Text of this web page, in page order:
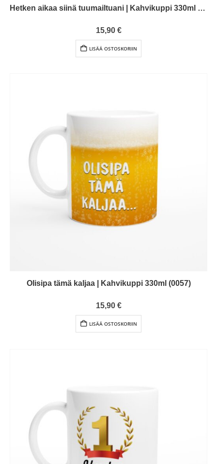
Hetken aikaa siinä tuumailtuani | Kahvikuppi 330ml (0083)
0out of 5
15,90 €
LISÄÄ OSTOSKORIIN
Olisipa tämä kaljaa | Kahvikuppi 330ml (0057)
0out of 5
15,90 €
LISÄÄ OSTOSKORIIN